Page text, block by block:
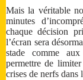
Mais la véritable
minutes
chaque décision
l’écran sera
stade comme
permettre de
crises de nerfs dans